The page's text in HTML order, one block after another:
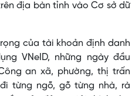
địa bàn tỉnh vào Cơ sở dữ
của tài khoản định danh
VNeID, những ngày đầu
an xã, phường, thị trấn
từng ngõ, gõ từng nhà, rà